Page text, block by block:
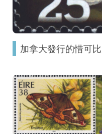
加拿大發行的惜可比